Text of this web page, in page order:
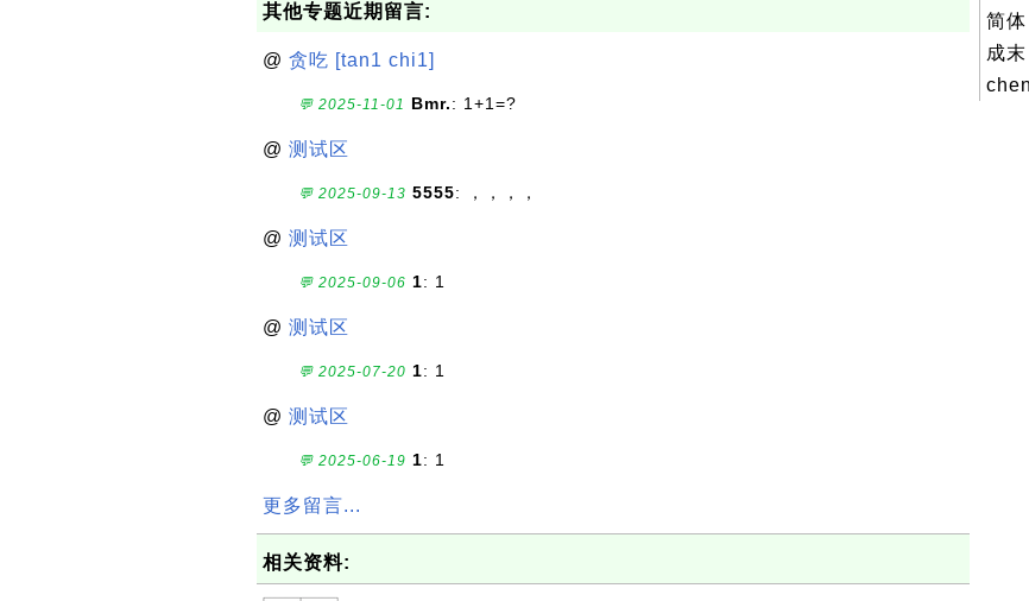
其他专题近期留言:
@ 贪吃 [tan1 chi1]
💬 2025-11-01 Bmr.: 1+1=?
@ 测试区
💬 2025-09-13 5555: ，，，，
@ 测试区
💬 2025-09-06 1: 1
@ 测试区
💬 2025-07-20 1: 1
@ 测试区
💬 2025-06-19 1: 1
更多留言...
相关资料:
简
成